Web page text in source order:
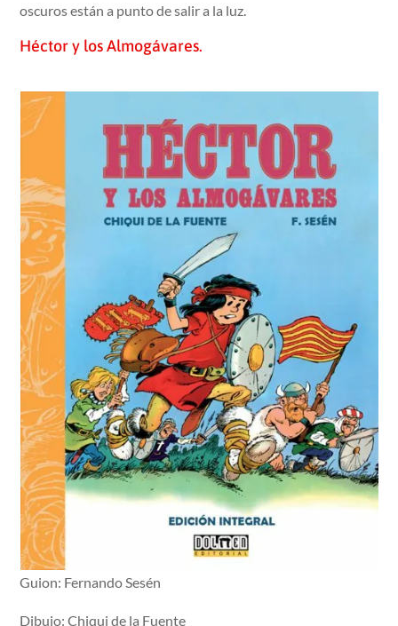
oscuros están a punto de salir a la luz.
Héctor y los Almogávares.
Guion: Fernando Sesén
Dibujo: Chiqui de la Fuente